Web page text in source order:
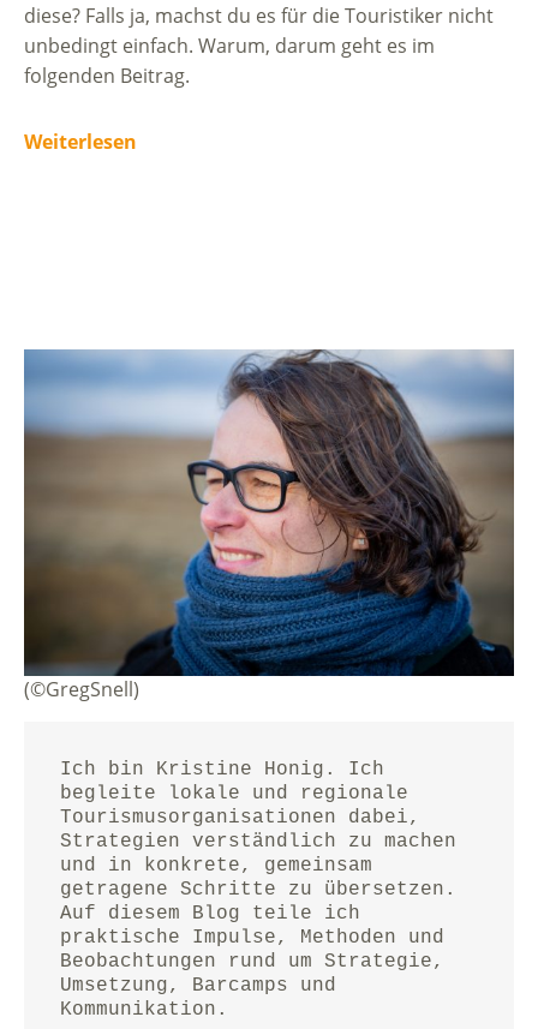
diese? Falls ja, machst du es für die Touristiker nicht
unbedingt einfach. Warum, darum geht es im
folgenden Beitrag.
Weiterlesen
(©GregSnell)
Ich bin Kristine Honig. Ich
begleite lokale und regionale
Tourismusorganisationen dabei,
Strategien verständlich zu machen
und in konkrete, gemeinsam
getragene Schritte zu übersetzen.
Auf diesem Blog teile ich
praktische Impulse, Methoden und
Beobachtungen rund um Strategie,
Umsetzung, Barcamps und
Kommunikation.